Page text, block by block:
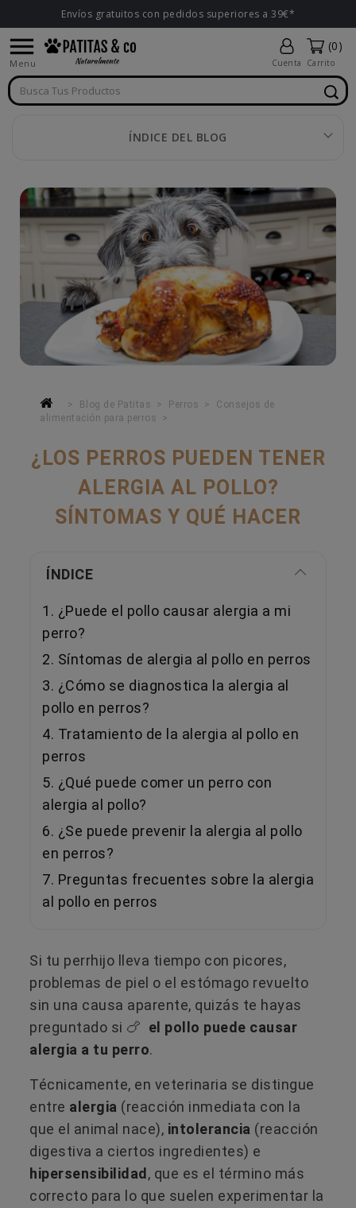
Envíos gratuitos con pedidos superiores a 39€*

Menu Cuenta
(0)
Carrito
ÍNDICE DEL BLOG
Blog de Patitas Perros
Consejos de
alimentación para perros
¿LOS PERROS PUEDEN TENER
ALERGIA AL POLLO?
SÍNTOMAS Y QUÉ HACER
ÍNDICE
1. ¿Puede el pollo causar alergia a mi
perro?
2. Síntomas de alergia al pollo en perros
3. ¿Cómo se diagnostica la alergia al
pollo en perros?
4. Tratamiento de la alergia al pollo en
perros
5. ¿Qué puede comer un perro con
alergia al pollo?
6. ¿Se puede prevenir la alergia al pollo
en perros?
7. Preguntas frecuentes sobre la alergia
al pollo en perros
Si tu perrhijo lleva tiempo con picores,
problemas de piel o el estómago revuelto
sin una causa aparente, quizás te hayas
preguntado si 🍗 el pollo puede causar
alergia a tu perro.
Técnicamente, en veterinaria se distingue
entre alergia (reacción inmediata con la
que el animal nace), intolerancia (reacción
digestiva a ciertos ingredientes) e
hipersensibilidad , que es el término más
correcto para lo que suelen experimentar la